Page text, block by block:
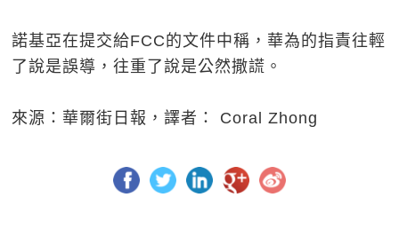
諾基亞在提交給FCC的文件中稱，華為的指責往輕
了說是誤導，往重了說是公然撒謊。
來源：華爾街日報，譯者： Coral Zhong